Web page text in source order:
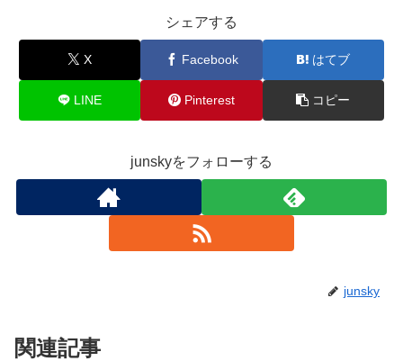
シェアする
X Facebook はてブ
LINE Pinterest コピー
junskyをフォローする
junsky
関連記事